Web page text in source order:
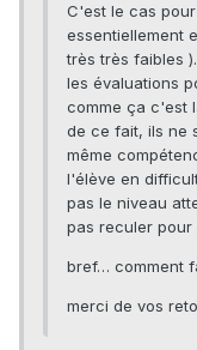
C'est le cas
essentiellement
très très faibles
les évaluations
comme ça c'est
de ce fait, ils ne
même
l'élève en
pas le niveau
pas reculer pour
bref… comment
merci de vos